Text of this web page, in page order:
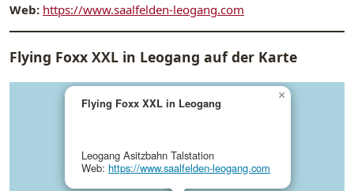
Web: https://www.saalfelden-leogang.com
Flying Foxx XXL in Leogang auf der Karte
Flying Foxx XXL in Leogang
Leogang Asitzbahn Talstation
Web: https://www.saalfelden-leogang.com
×